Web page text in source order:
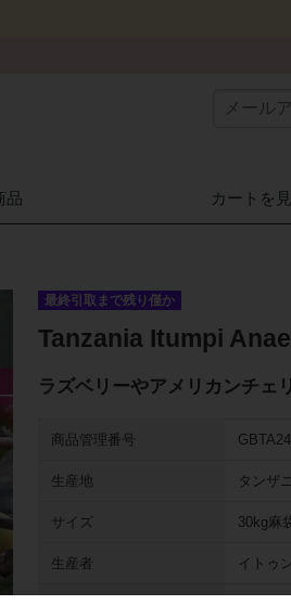
品 カートを
最終引取まで残り僅か
Tanzania Itumpi
ラズベリーやアメリカンチェ
商品管理番号
生産地 タンザ
サイズ 30kg麻
生産者 イトゥ